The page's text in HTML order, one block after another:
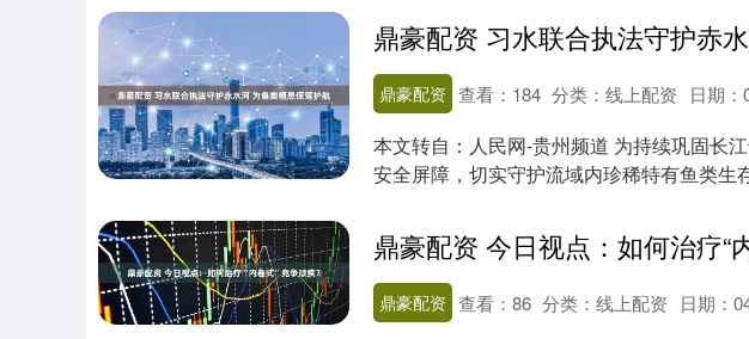
鼎豪配资 日期：
查看： 184 分类： 线上配资
本文转自：人民网-贵州频道 为持续巩固长
安全屏障，切实守护流域内珍稀特有鱼类生
鼎豪配资 日期：
查看： 86 分类： 线上配资